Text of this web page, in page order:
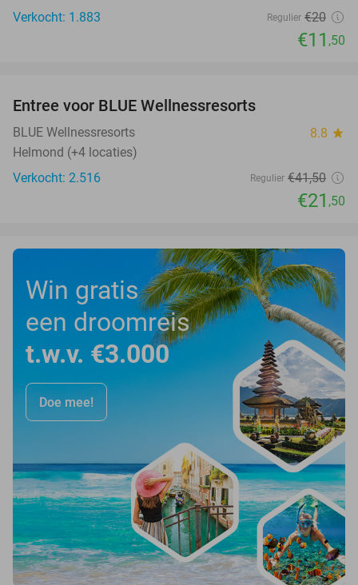
Verkocht: 1.883
Regulier €20
€11 ,50
Entree voor BLUE Wellnessresorts
BLUE Wellnessresorts 8.8 star
Helmond (+4 locaties)
Verkocht: 2.516
Regulier €41,50
€21 ,50
Win gratis
een droomreis
t.w.v. €3.000
Doe mee!